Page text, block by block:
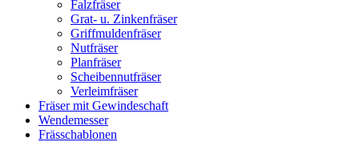
Falzfräser
Grat- u. Zinkenfräser
Griffmuldenfräser
Nutfräser
Planfräser
Scheibennutfräser
Verleimfräser
Fräser mit Gewindeschaft
Wendemesser
Frässchablonen